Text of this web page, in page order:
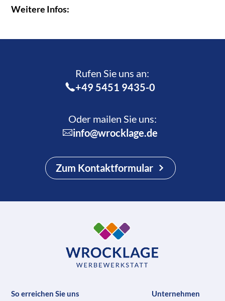
Weitere Infos:
Rufen Sie uns an:­
+49 5451 9435-0
Oder mailen Sie uns:
info@wrocklage.de
Zum Kontaktformular
So erreichen Sie uns
Unternehmen